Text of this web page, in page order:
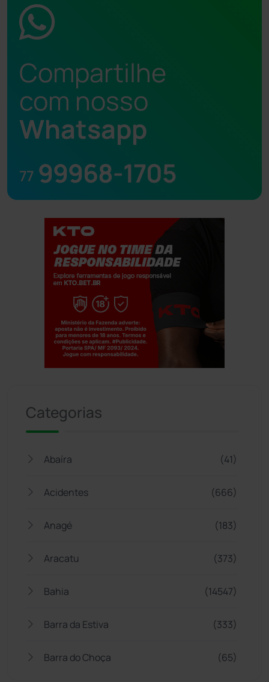
Compartilhe
com nosso
Whatsapp
77 99968-1705
Categorias
Abaíra (41)
Acidentes (666)
Anagé (183)
Aracatu (373)
Bahia (14547)
Barra da Estiva (333)
Barra do Choça (65)